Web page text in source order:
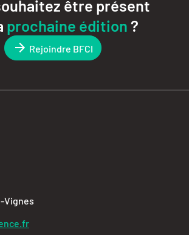
être présent
prochaine édition?
Rejoindre BFCI
Vignes